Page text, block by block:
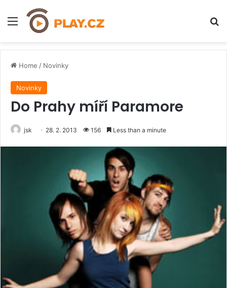
Menu
Home / Novinky
Novinky
Do Prahy míří Paramore
jsk 28. 2. 2013 156 Less than a minute